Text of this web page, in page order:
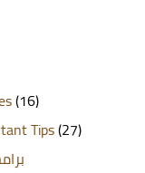
(16)
Tips(27)